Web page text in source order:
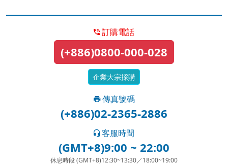
訂購電話
(+886)0800-000-028
企業大宗採購
傳真號碼
(+886)02-2365-2886
客服時間
(GMT+8)9:00 ~ 22:00
休息時段 (GMT+8)12:30~13:30／18:00~19:00